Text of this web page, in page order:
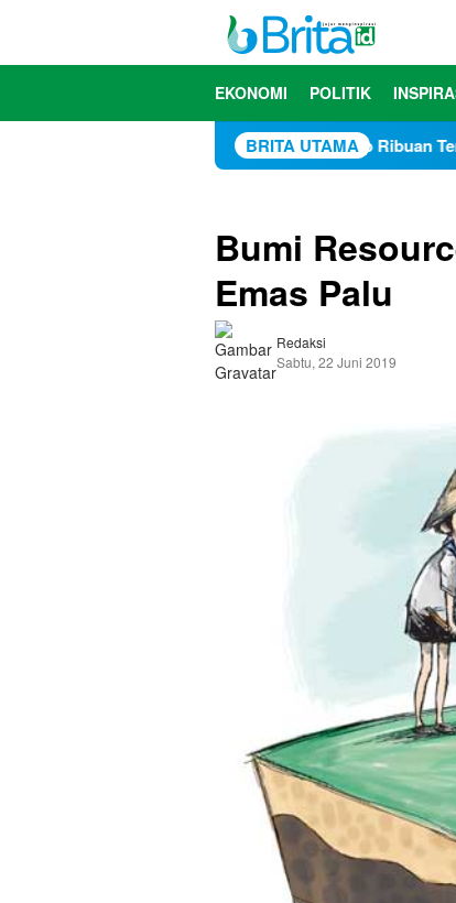
EKONOMI POLITIK
BRITA UTAMA
Serap Ribuan Tenaga Lokal, PT
Bumi
Emas Palu
Redaksi
Sabtu, 22 Juni 2019